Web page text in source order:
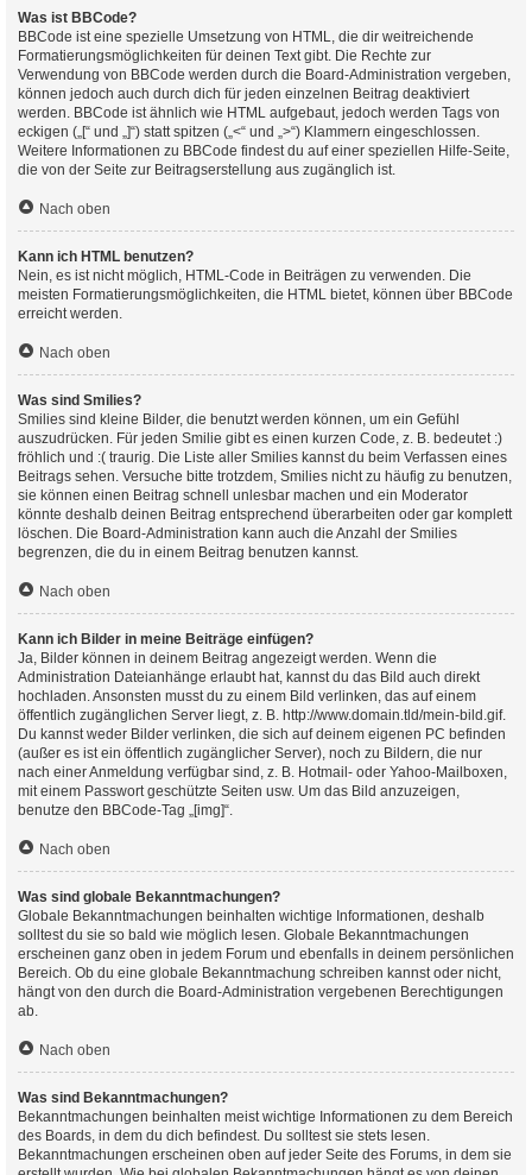
Was ist BBCode?
BBCode ist eine spezielle Umsetzung von HTML, die dir weitreichende
Formatierungsmöglichkeiten für deinen Text gibt. Die Rechte zur
Verwendung von BBCode werden durch die Board-Administration vergeben,
können jedoch auch durch dich für jeden einzelnen Beitrag deaktiviert
werden. BBCode ist ähnlich wie HTML aufgebaut, jedoch werden Tags von
eckigen („[“ und „]“) statt spitzen („<“ und „>“) Klammern eingeschlossen.
Weitere Informationen zu BBCode findest du auf einer speziellen Hilfe-Seite,
die von der Seite zur Beitragserstellung aus zugänglich ist.
Nach oben
Kann ich HTML benutzen?
Nein, es ist nicht möglich, HTML-Code in Beiträgen zu verwenden. Die
meisten Formatierungsmöglichkeiten, die HTML bietet, können über BBCode
erreicht werden.
Nach oben
Was sind Smilies?
Smilies sind kleine Bilder, die benutzt werden können, um ein Gefühl
auszudrücken. Für jeden Smilie gibt es einen kurzen Code, z. B. bedeutet :)
fröhlich und :( traurig. Die Liste aller Smilies kannst du beim Verfassen eines
Beitrags sehen. Versuche bitte trotzdem, Smilies nicht zu häufig zu benutzen,
sie können einen Beitrag schnell unlesbar machen und ein Moderator
könnte deshalb deinen Beitrag entsprechend überarbeiten oder gar komplett
löschen. Die Board-Administration kann auch die Anzahl der Smilies
begrenzen, die du in einem Beitrag benutzen kannst.
Nach oben
Kann ich Bilder in meine Beiträge einfügen?
Ja, Bilder können in deinem Beitrag angezeigt werden. Wenn die
Administration Dateianhänge erlaubt hat, kannst du das Bild auch direkt
hochladen. Ansonsten musst du zu einem Bild verlinken, das auf einem
öffentlich zugänglichen Server liegt, z. B. http://www.domain.tld/mein-bild.gif.
Du kannst weder Bilder verlinken, die sich auf deinem eigenen PC befinden
(außer es ist ein öffentlich zugänglicher Server), noch zu Bildern, die nur
nach einer Anmeldung verfügbar sind, z. B. Hotmail- oder Yahoo-Mailboxen,
mit einem Passwort geschützte Seiten usw. Um das Bild anzuzeigen,
benutze den BBCode-Tag „[img]“.
Nach oben
Was sind globale Bekanntmachungen?
Globale Bekanntmachungen beinhalten wichtige Informationen, deshalb
solltest du sie so bald wie möglich lesen. Globale Bekanntmachungen
erscheinen ganz oben in jedem Forum und ebenfalls in deinem persönlichen
Bereich. Ob du eine globale Bekanntmachung schreiben kannst oder nicht,
hängt von den durch die Board-Administration vergebenen Berechtigungen
ab.
Nach oben
Was sind Bekanntmachungen?
Bekanntmachungen beinhalten meist wichtige Informationen zu dem Bereich
des Boards, in dem du dich befindest. Du solltest sie stets lesen.
Bekanntmachungen erscheinen oben auf jeder Seite des Forums, in dem sie